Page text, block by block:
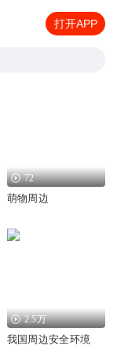
打开APP
72
萌物周边
2.5万
我国周边安全环境